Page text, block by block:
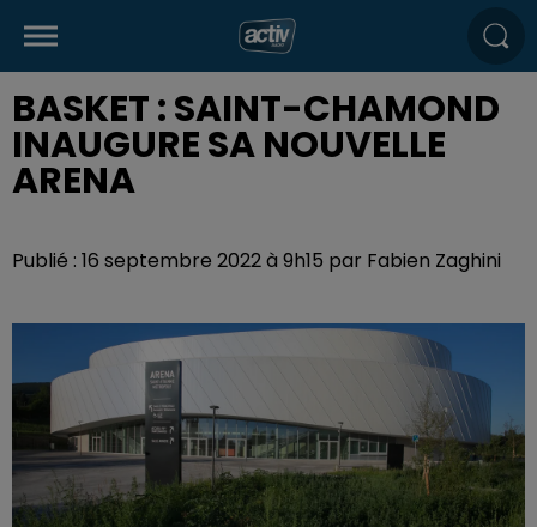
BASKET : SAINT-CHAMOND
INAUGURE SA NOUVELLE
ARENA
Publié : 16 septembre 2022 à 9h15 par Fabien Zaghini